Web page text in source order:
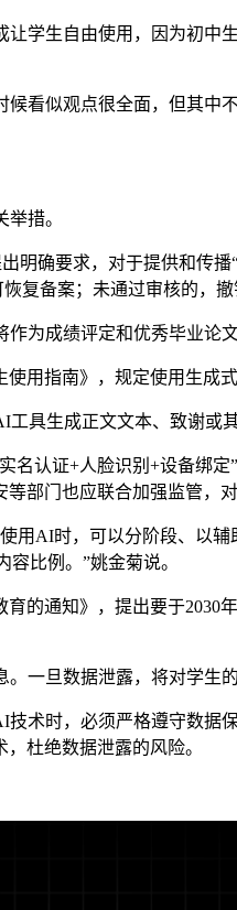
生自由使用，因为初中
似观点很全面，但其中
措。
确要求，对于提供和传
复备案；未通过审核的，撤
为成绩评定和优秀毕业论文
指南》，规定使用生成式
生成正文文本、致谢或
认证+人脸识别+设备绑
部门也应联合加强监管，
AI时，可以分阶段、以
比例。”姚金菊说。
通知》，提出要于2030
旦数据泄露，将对学生的
时，必须严格遵守数据
杜绝数据泄露的风险。